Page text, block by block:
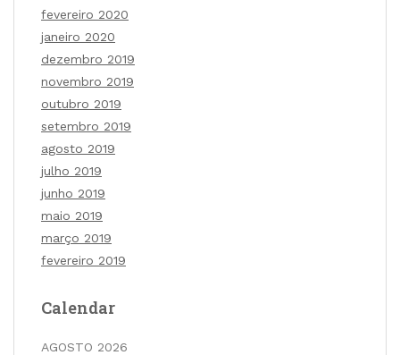
fevereiro 2020
janeiro 2020
dezembro 2019
novembro 2019
outubro 2019
setembro 2019
agosto 2019
julho 2019
junho 2019
maio 2019
março 2019
fevereiro 2019
Calendar
AGOSTO 2026